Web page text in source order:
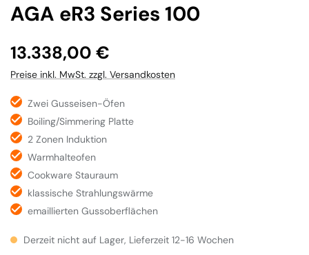
AGA eR3 Series 100
Regulärer Preis:
13.338,00 €
Preise inkl. MwSt. zzgl. Versandkosten
Zwei Gusseisen-Öfen
Boiling/Simmering Platte
2 Zonen Induktion
Warmhalteofen
Cookware Stauraum
klassische Strahlungswärme
emaillierten Gussoberflächen
Derzeit nicht auf Lager, Lieferzeit 12-16 Wochen